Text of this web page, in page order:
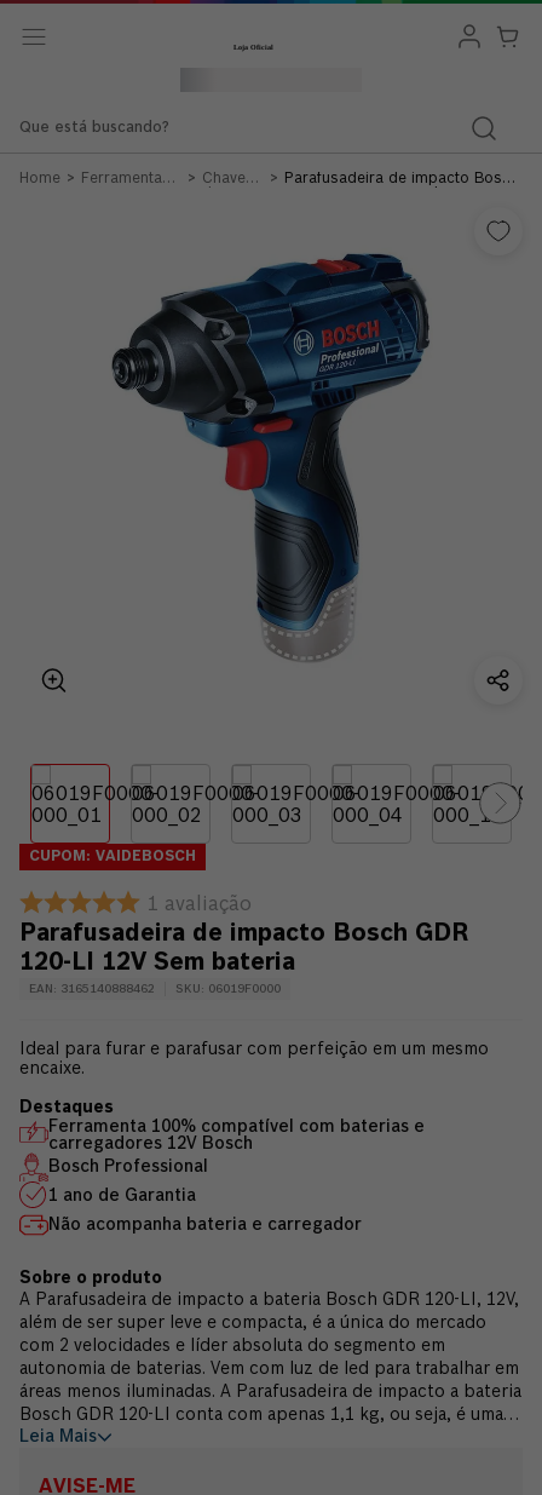
Ferramentas
Chave
Parafusadeira de impacto Bosch
CUPOM: VAIDEBOSCH
1 avaliação
Parafusadeira de impacto Bosch GDR
120-LI 12V Sem bateria
EAN : 3165140888462 SKU : 06019F0000
Ideal para furar e parafusar com perfeição em um mesmo
encaixe.
Ferramenta 100% compatível com baterias e
carregadores 12V Bosch
Bosch Professional
1 ano de Garantia
Não acompanha bateria e carregador
A Parafusadeira de impacto a bateria Bosch GDR 120-LI, 12V,
além de ser super leve e compacta, é a única do mercado
com 2 velocidades e líder absoluta do segmento em
autonomia de baterias. Vem com luz de led para trabalhar em
áreas menos iluminadas. A Parafusadeira de impacto a bateria
Bosch GDR 120-LI conta com apenas 1,1 kg, ou seja, é uma
ferramenta leve para trabalhar sem perder nada em potência.
minuto de 3.6000 IPM e alta rotação de 2.800 RPM. Ideal para
Leia Mais
AVISE-ME